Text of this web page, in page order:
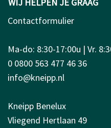
Contactformulier
Ma-do: 8:30-17:00u | Vr.
0 0800 563 477 46 36
info@kneipp.nl
Kneipp Benelux
Vliegend Hertlaan 49